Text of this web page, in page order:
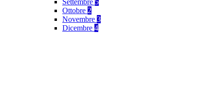
Settembre 5
Ottobre 2
Novembre 3
Dicembre 4